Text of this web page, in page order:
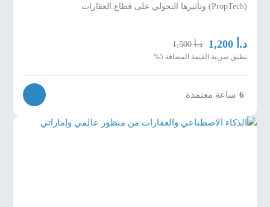
(PropTech) وتأثيرها التحولي على قطاع العقارات
د.أ 1,200 د.أ1,500
تطبق ضريبة القيمة المضافة 5%
6 ساعة معتمدة